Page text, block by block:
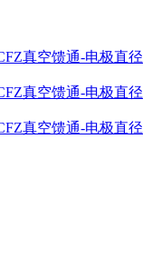
真空馈通-电极直径
真空馈通-电极直径
真空馈通-电极直径